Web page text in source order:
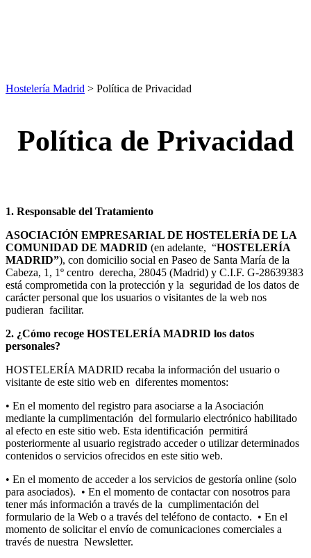
Hostelería Madrid > Política de Privacidad
Política de Privacidad
1. Responsable del Tratamiento
ASOCIACIÓN EMPRESARIAL DE HOSTELERÍA DE LA
COMUNIDAD DE MADRID (en adelante, “HOSTELERÍA
MADRID”), con domicilio social en Paseo de Santa María de la
Cabeza, 1, 1º centro derecha, 28045 (Madrid) y C.I.F. G-28639383
está comprometida con la protección y la seguridad de los datos de
carácter personal que los usuarios o visitantes de la web nos
pudieran facilitar.
2. ¿Cómo recoge HOSTELERÍA MADRID los datos
personales?
HOSTELERÍA MADRID recaba la información del usuario o
visitante de este sitio web en diferentes momentos:
• En el momento del registro para asociarse a la Asociación
mediante la cumplimentación del formulario electrónico habilitado
al efecto en este sitio web. Esta identificación permitirá
posteriormente al usuario registrado acceder o utilizar determinados
contenidos o servicios ofrecidos en este sitio web.
• En el momento de acceder a los servicios de gestoría online (solo
para asociados). • En el momento de contactar con nosotros para
tener más información a través de la cumplimentación del
formulario de la Web o a través del teléfono de contacto. • En el
momento de solicitar el envío de comunicaciones comerciales a
través de nuestra Newsletter.